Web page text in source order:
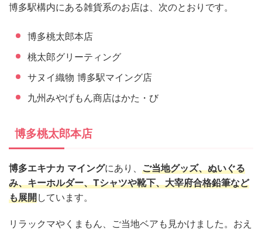
博多駅構内にある雑貨系のお店は、次のとおりです。
博多桃太郎本店
桃太郎グリーティング
サヌイ織物 博多駅マイング店
九州みやげもん商店はかた・び
博多桃太郎本店
博多エキナカ マイングにあり、 ご当地グッズ、ぬいぐる
み、キーホルダー、Tシャツや靴下、大宰府合格鉛筆など
も展開しています。
リラックマやくまもん、ご当地ベアも見かけました。おえ